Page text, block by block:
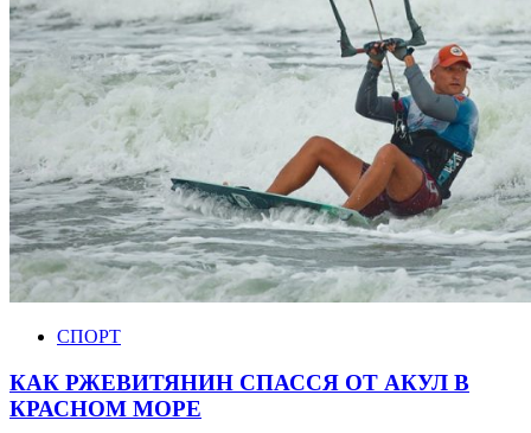
СПОРТ
КАК РЖЕВИТЯНИН СПАССЯ ОТ АКУЛ В
КРАСНОМ МОРЕ